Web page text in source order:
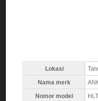
Lokasi
Nama merk
Nomor model